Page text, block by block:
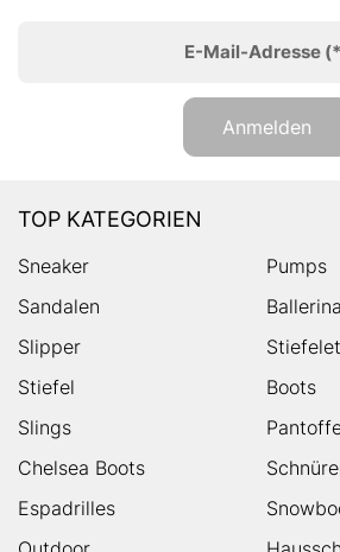
E-Mail-Adresse
Anmelden
TOP KATEGORIEN
Sneaker
Pumps
Sandalen
Slipper
Stiefel
Boots
Slings
Chelsea Boots
Espadrilles